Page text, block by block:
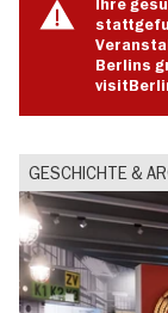
Ihre
Berlins
GESCHICHTE &